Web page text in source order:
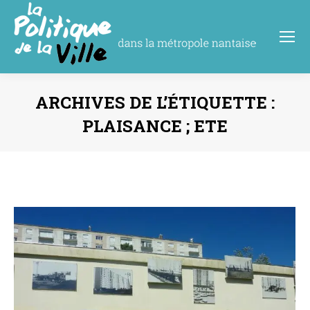
ARCHIVES DE L’ÉTIQUETTE :
PLAISANCE ; ETE